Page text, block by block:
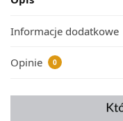
Informacje dodatkowe
Opinie 0